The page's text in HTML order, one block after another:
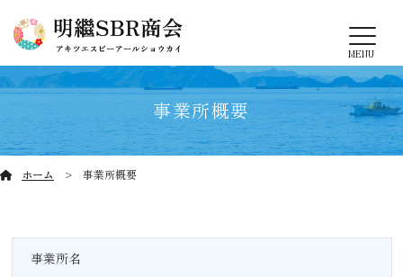
MENU
事業所概要
ホーム 事業所概要
事業所名